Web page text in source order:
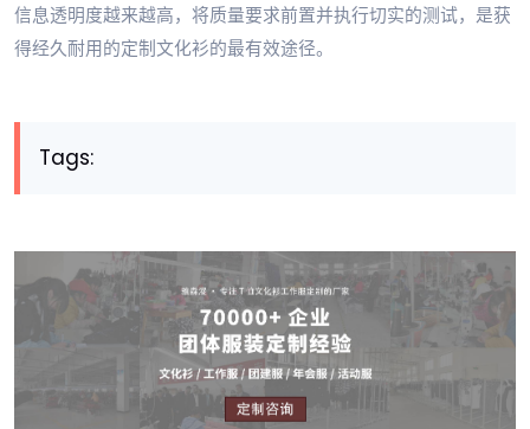
信息透明度越来越高，将质量要求前置并执行切实的测试，是获
得经久耐用的定制文化衫的最有效途径。
Tags: